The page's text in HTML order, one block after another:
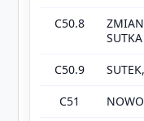
C50.8
SUTKA
C50.9
C51